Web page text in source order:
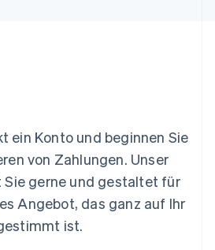
ein Konto und beginnen Sie
von Zahlungen. Unser
Sie gerne und gestaltet für
Angebot, das ganz auf Ihr
ist.